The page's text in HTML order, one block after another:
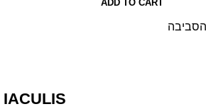
ADD TO CART